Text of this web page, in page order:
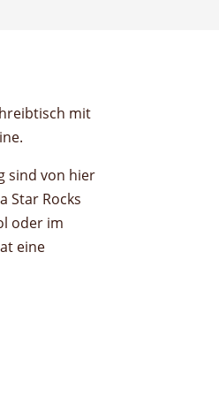
mit
sind von hier
Star Rocks
oder im
eine